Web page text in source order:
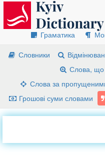
Граматика
Словники
Слова, що
Слова за
Грошові суми словами